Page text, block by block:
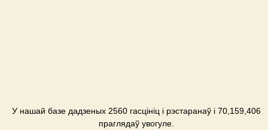
У нашай базе дадзеных 2560 гасцініц і рэстаранаў і 70,159,406
праглядаў увогуле.